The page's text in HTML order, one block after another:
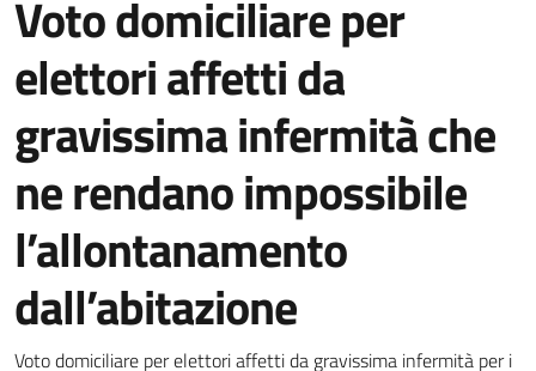
Voto domiciliare per
elettori affetti da
gravissima infermità che
ne rendano impossibile
l’allontanamento
dall’abitazione
Voto domiciliare per elettori affetti da gravissima infermità per i